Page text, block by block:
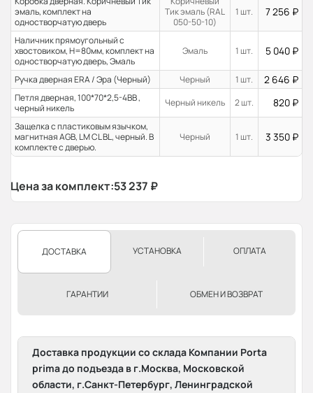
эмаль, комплект на
одностворчатую дверь
Тик эмаль (RAL
050-50-10)
1 шт. 7 256 ₽
Наличник прямоугольный с
хвостовиком, H=80мм, комплект на
одностворчатую дверь, Эмаль
Эмаль 1 шт. 5 040 ₽
Ручка дверная ERA / Эра (Черный) Черный 1 шт. 2 646 ₽
Петля дверная, 100*70*2,5-4ВВ ,
черный никель
Черный никель 2 шт. 820 ₽
Защелка с пластиковым язычком,
магнитная AGB, LM CL BL, черный. В
комплекте с дверью.
Черный 1 шт. 3 350 ₽
Цена за комплект:53 237 ₽
ДОСТАВКА УСТАНОВКА ОПЛАТА
ГАРАНТИИ ОБМЕН И ВОЗВРАТ
Доставка продукции со склада Компании Porta
prima до подъезда в г.Москва, Московской
области, г.Санкт-Петербург, Ленинградской